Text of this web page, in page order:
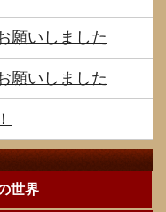
願いしました
願いしました
世界